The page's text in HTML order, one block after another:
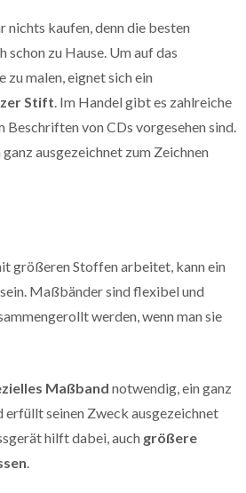
nichts kaufen, denn die besten
zu Hause. Um auf das
zu malen, eignet sich ein
Stift. Im Handel gibt es zahlreiche
Beschriften von CDs vorgesehen sind.
ausgezeichnet zum Zeichnen
größeren Stoffen arbeitet, kann ein
Maßbänder sind flexibel und
werden, wenn man sie
Maßband notwendig, ein ganz
seinen Zweck ausgezeichnet
hilft dabei, auch größere
.